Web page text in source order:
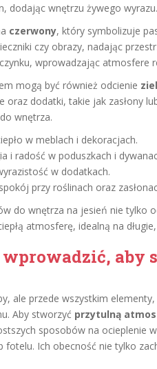
dodając wnętrzu żywego wyrazu.
czerwony, który symbolizuje
czy obrazy, nadając
wprowadzając atmosfere
mogą być również odcienie
oraz dodatki, takie jak zasłony
wnętrza.
w meblach i dekoracjach.
i radość w poduszkach i
w dodatkach.
przy roślinach oraz
do wnętrza na jesień nie tylko
atmosferę, idealną na
aby
ale przede wszystkim
Aby stworzyć przytulną
sposobów na ocieplenie
fotelu. Ich obecność nie tylko